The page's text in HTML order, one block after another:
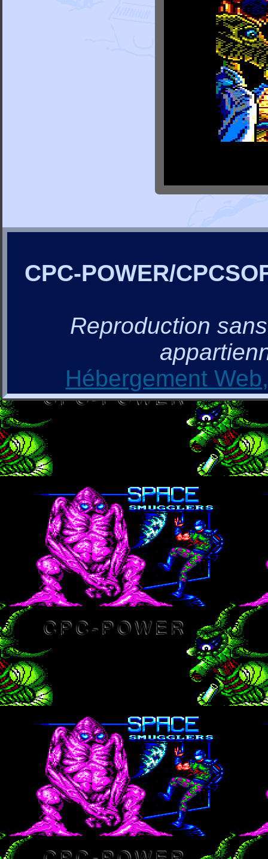
CPC-POWER/
Reproduction
Hébergement